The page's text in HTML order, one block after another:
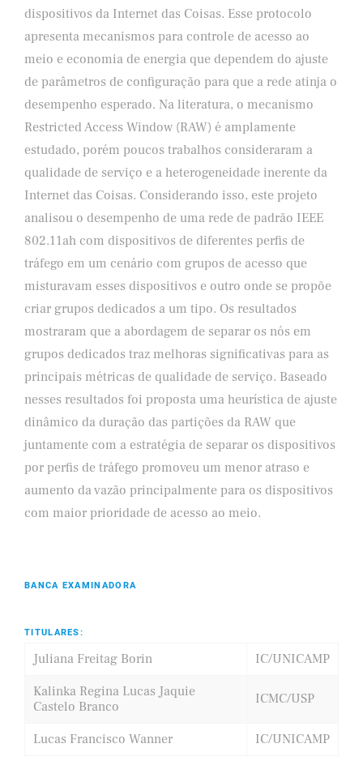
dispositivos da Internet das Coisas. Esse protocolo
apresenta mecanismos para controle de acesso ao
meio e economia de energia que dependem do ajuste
de parâmetros de configuração para que a rede atinja o
desempenho esperado. Na literatura, o mecanismo
Restricted Access Window (RAW) é amplamente
estudado, porém poucos trabalhos consideraram a
qualidade de serviço e a heterogeneidade inerente da
Internet das Coisas. Considerando isso, este projeto
analisou o desempenho de uma rede de padrão IEEE
802.11ah com dispositivos de diferentes perfis de
tráfego em um cenário com grupos de acesso que
misturavam esses dispositivos e outro onde se propõe
criar grupos dedicados a um tipo. Os resultados
mostraram que a abordagem de separar os nós em
grupos dedicados traz melhoras significativas para as
principais métricas de qualidade de serviço. Baseado
nesses resultados foi proposta uma heurística de ajuste
dinâmico da duração das partições da RAW que
juntamente com a estratégia de separar os dispositivos
por perfis de tráfego promoveu um menor atraso e
aumento da vazão principalmente para os dispositivos
com maior prioridade de acesso ao meio.
BANCA EXAMINADORA
TITULARES:
Juliana Freitag Borin
IC/UNICAMP
Kalinka Regina Lucas Jaquie
Castelo Branco
ICMC/USP
Lucas Francisco Wanner IC/UNICAMP